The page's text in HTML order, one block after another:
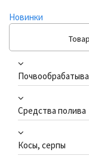
Новинки
Средства полива
Косы, серпы